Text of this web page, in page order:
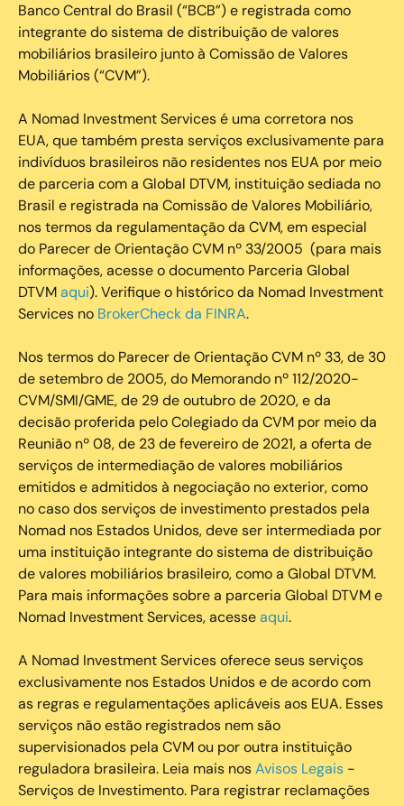
Banco Central do Brasil (“BCB”) e registrada como
integrante do sistema de distribuição de valores
mobiliários brasileiro junto à Comissão de Valores
Mobiliários (“CVM”).
‍A Nomad Investment Services é uma corretora nos
EUA, que também presta serviços exclusivamente para
indivíduos brasileiros não residentes nos EUA por meio
de parceria com a Global DTVM, instituição sediada no
Brasil e registrada na Comissão de Valores Mobiliário,
nos termos da regulamentação da CVM, em especial
do Parecer de Orientação CVM nº 33/2005 (para mais
informações, acesse o documento Parceria Global
DTVMaqui). Verifique o histórico da Nomad Investment
Services no BrokerCheck da FINRA.
Nos termos do Parecer de Orientação CVM nº 33, de 30
de setembro de 2005, do Memorando nº 112/2020-
CVM/SMI/GME, de 29 de outubro de 2020, e da
decisão proferida pelo Colegiado da CVM por meio da
Reunião nº 08, de 23 de fevereiro de 2021, a oferta de
serviços de intermediação de valores mobiliários
emitidos e admitidos à negociação no exterior, como
no caso dos serviços de investimento prestados pela
Nomad nos Estados Unidos, deve ser intermediada por
uma instituição integrante do sistema de distribuição
de valores mobiliários brasileiro, como a Global DTVM.
Para mais informações sobre a parceria Global DTVM e
Nomad Investment Services, acesseaqui.
A Nomad Investment Services oferece seus serviços
exclusivamente nos Estados Unidos e de acordo com
as regras e regulamentações aplicáveis aos EUA. Esses
serviços não estão registrados nem são
supervisionados pela CVM ou por outra instituição
reguladora brasileira. Leia mais nosAvisos Legais -
Serviços de Investimento. Para registrar reclamações